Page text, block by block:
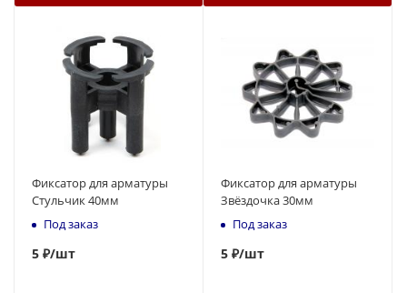
Фиксатор для арматуры
Стульчик 40мм
Под заказ
5 ₽/шт
Фиксатор для арматуры
Звёздочка 30мм
Под заказ
5 ₽/шт